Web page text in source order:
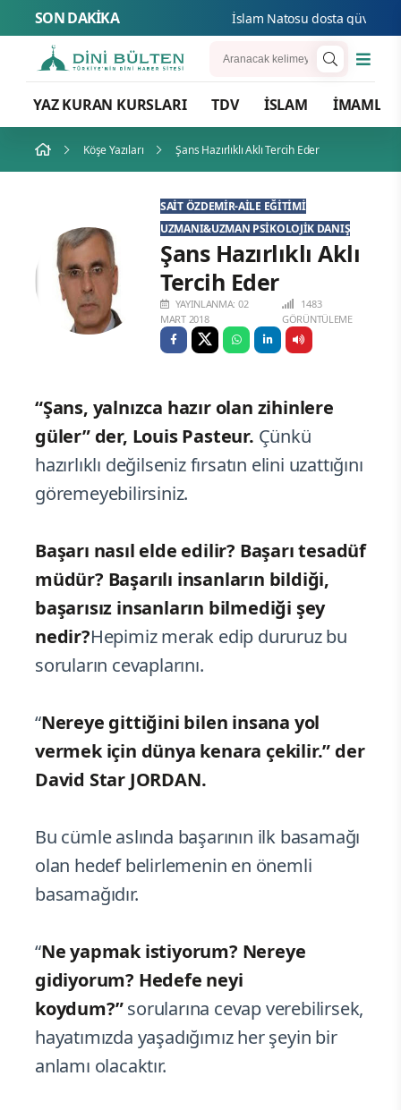
SON DAKİKA İslam Natosu dosta güven
YAZ KURAN KURSLARI TDV İSLAM İMAMLAR
Köşe Yazıları Şans Hazırlıklı Aklı Tercih Eder
SAIT ÖZDEMIR-AILE EĞITIMI
UZMANI&UZMAN PSIKOLOJIK DANIŞ
Şans Hazırlıklı Aklı
Tercih Eder
YAYINLANMA: 02
MART 2018
1483
GÖRÜNTÜLEME
“Şans, yalnızca hazır olan zihinlere
güler” der, Louis Pasteur. Çünkü
hazırlıklı değilseniz fırsatın elini uzattığını
göremeyebilirsiniz.
Başarı nasıl elde edilir? Başarı tesadüf
müdür? Başarılı insanların bildiği,
başarısız insanların bilmediği şey
nedir?Hepimiz merak edip dururuz bu
soruların cevaplarını.
“Nereye gittiğini bilen insana yol
vermek için dünya kenara çekilir.” der
David Star JORDAN.
Bu cümle aslında başarının ilk basamağı
olan hedef belirlemenin en önemli
basamağıdır.
“Ne yapmak istiyorum? Nereye
gidiyorum? Hedefe neyi
koydum?”sorularına cevap verebilirsek,
hayatımızda yaşadığımız her şeyin bir
anlamı olacaktır.